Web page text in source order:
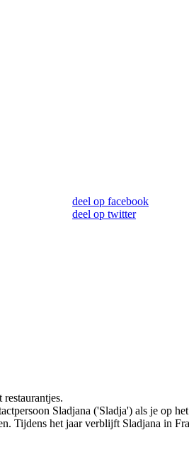
deel op facebook
deel op twitter
Sladjana ('Sladja') als je op
Tijdens het jaar verblijft Sladjana in